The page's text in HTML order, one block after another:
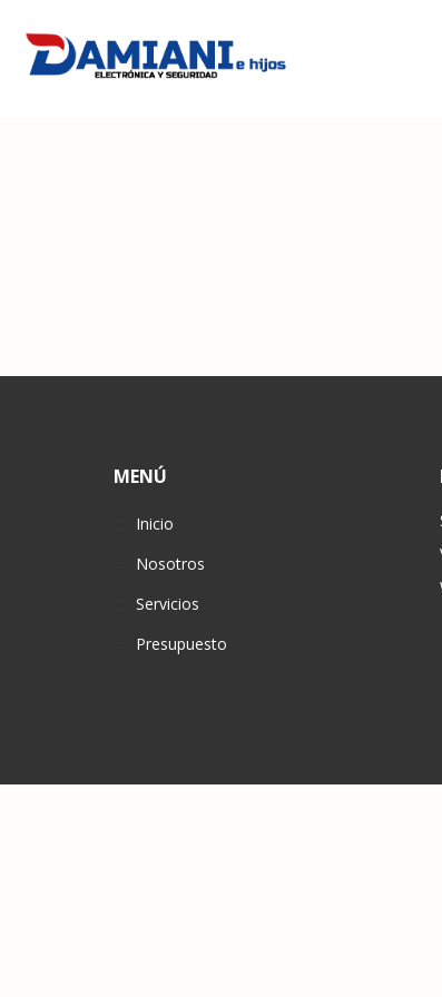
MENÚ
Inicio
Nosotros
Servicios
Presupuesto